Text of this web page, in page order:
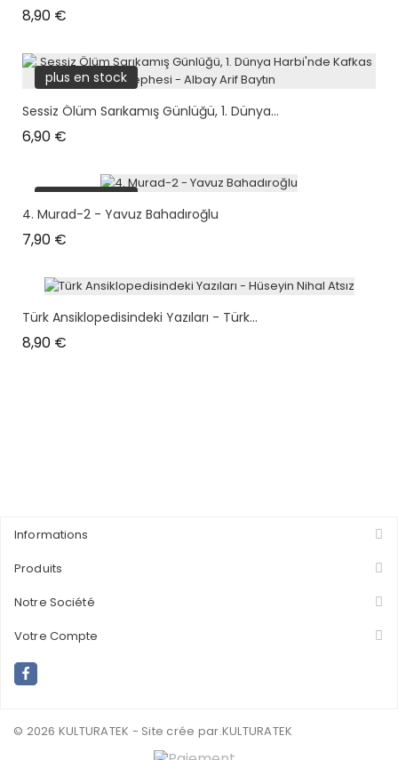
8,90 €
plus en stock
Sessiz Ölüm Sarıkamış Günlüğü, 1. Dünya...
6,90 €
plus en stock
4. Murad-2 - Yavuz Bahadıroğlu
7,90 €
Türk Ansiklopedisindeki Yazıları - Türk...
8,90 €
Informations
Produits
Notre Société
Votre Compte
© 2026 KULTURATEK - Site crée par.KULTURATEK